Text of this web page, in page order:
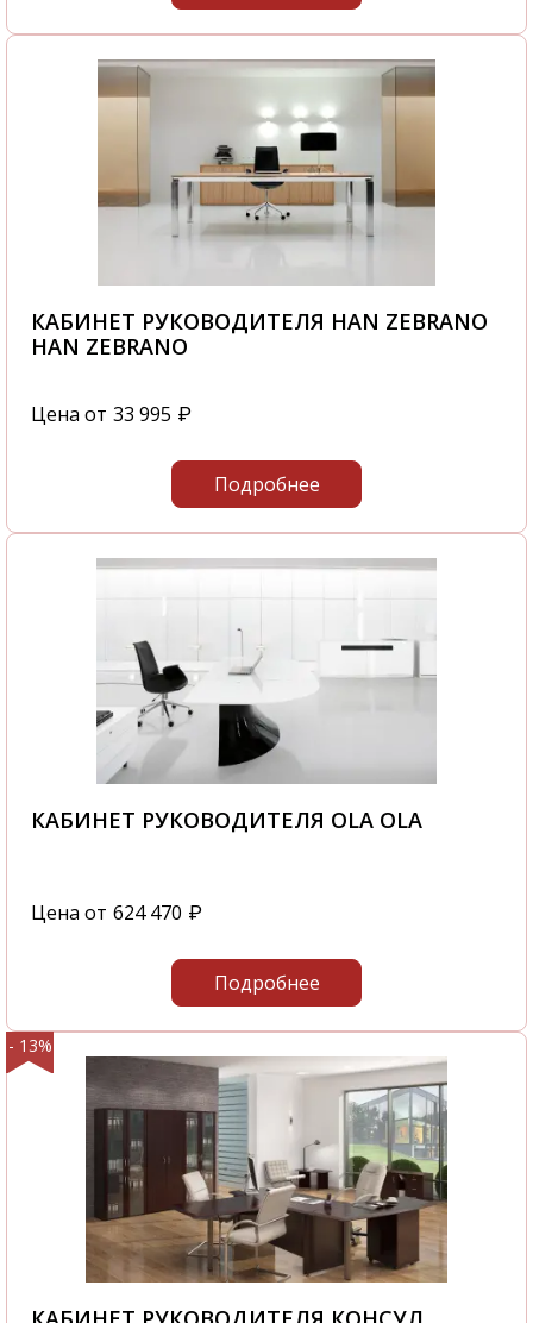
КАБИНЕТ РУКОВОДИТЕЛЯ HAN ZEBRANO
HAN ZEBRANO
Цена от 33 995 ₽
Подробнее
КАБИНЕТ РУКОВОДИТЕЛЯ OLA OLA
Цена от 624 470 ₽
Подробнее
- 13%